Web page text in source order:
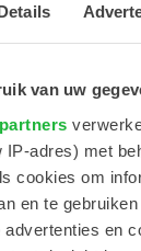
van uw
IP-adres) met
cookies om
en te
en